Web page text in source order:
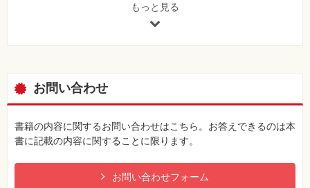
もっと見る
お問い合わせ
書籍の内容に関するお問い合わせはこちら。お答えできるのは本
書に記載の内容に関することに限ります。
お問い合わせフォーム